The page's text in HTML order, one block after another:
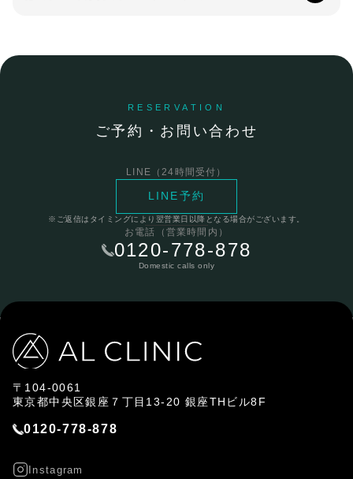
RESERVATION
ご予約・お問い合わせ
LINE（24時間受付）
LINE予約
※ご返信はタイミングにより翌営業日以降となる場合がございます。
お電話（営業時間内）
0120-778-878
Domestic calls only
〒104-0061
東京都中央区銀座７丁目13-20 銀座THビル8F
0120-778-878
Instagram